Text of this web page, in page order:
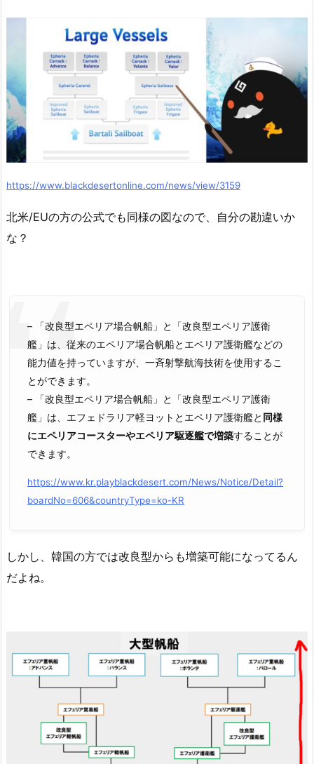
https://www.blackdesertonline.com/news/view/3159
北米/EUの方の公式でも同様の図なので、自分の勘違いか
な？
– 「改良型エペリア場合帆船」と「改良型エペリア護衛
艦」は、従来のエペリア場合帆船とエペリア護衛艦などの
能力値を持っていますが、一斉射撃航海技術を使用するこ
とができます。
– 「改良型エペリア場合帆船」と「改良型エペリア護衛
艦」は、エフェドラリア軽ヨットとエペリア護衛艦と 同様
にエペリアコースターやエペリア駆逐艦で増築することが
できます。
https://www.kr.playblackdesert.com/News/Notice/Detail?
boardNo=606&countryType=ko-KR
しかし、韓国の方では改良型からも増築可能になってるん
だよね。